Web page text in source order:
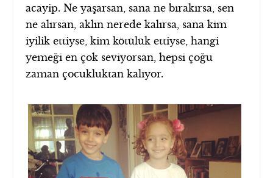
acayip. Ne yaşarsan, sana ne bırakırsa, sen
ne alırsan, aklın nerede kalırsa, sana kim
iyilik ettiyse, kim kötülük ettiyse, hangi
yemeği en çok seviyorsan, hepsi çoğu
zaman çocukluktan kalıyor.